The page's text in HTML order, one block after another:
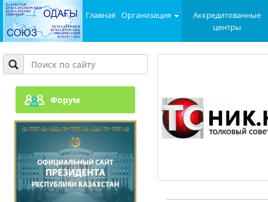
Главная Организация
Аккредитованные
центры
Форум